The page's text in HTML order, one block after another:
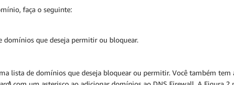
faça o seguinte:
domínios que deseja permitir ou bloquear.
lista de domínios que deseja bloquear ou permitir. Você também